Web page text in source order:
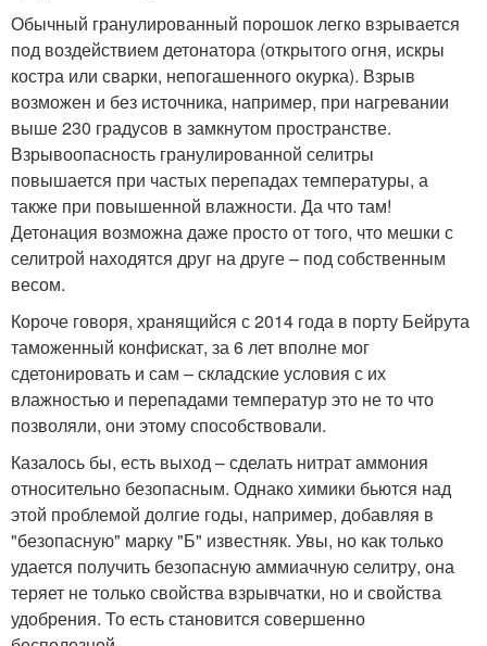
Обычный гранулированный порошок легко взрывается
под воздействием детонатора (открытого огня, искры
костра или сварки, непогашенного окурка). Взрыв
возможен и без источника, например, при нагревании
выше 230 градусов в замкнутом пространстве.
Взрывоопасность гранулированной селитры
повышается при частых перепадах температуры, а
также при повышенной влажности. Да что там!
Детонация возможна даже просто от того, что мешки с
селитрой находятся друг на друге – под собственным
весом.
Короче говоря, хранящийся с 2014 года в порту Бейрута
таможенный конфискат, за 6 лет вполне мог
сдетонировать и сам – складские условия с их
влажностью и перепадами температур это не то что
позволяли, они этому способствовали.
Казалось бы, есть выход – сделать нитрат аммония
относительно безопасным. Однако химики бьются над
этой проблемой долгие годы, например, добавляя в
"безопасную" марку "Б" известняк. Увы, но как только
удается получить безопасную аммиачную селитру, она
теряет не только свойства взрывчатки, но и свойства
удобрения. То есть становится совершенно